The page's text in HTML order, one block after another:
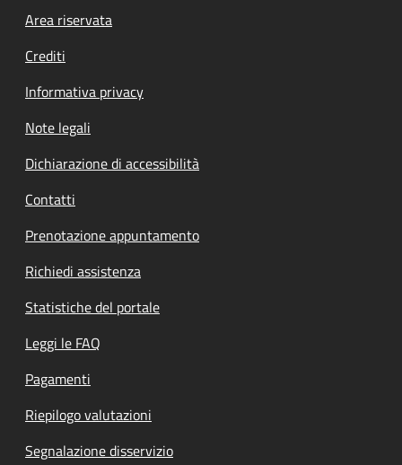
Footer menu
Area riservata
Crediti
Informativa privacy
Note legali
Dichiarazione di accessibilità
Contatti
Prenotazione appuntamento
Richiedi assistenza
Statistiche del portale
Leggi le FAQ
Pagamenti
Riepilogo valutazioni
Segnalazione disservizio